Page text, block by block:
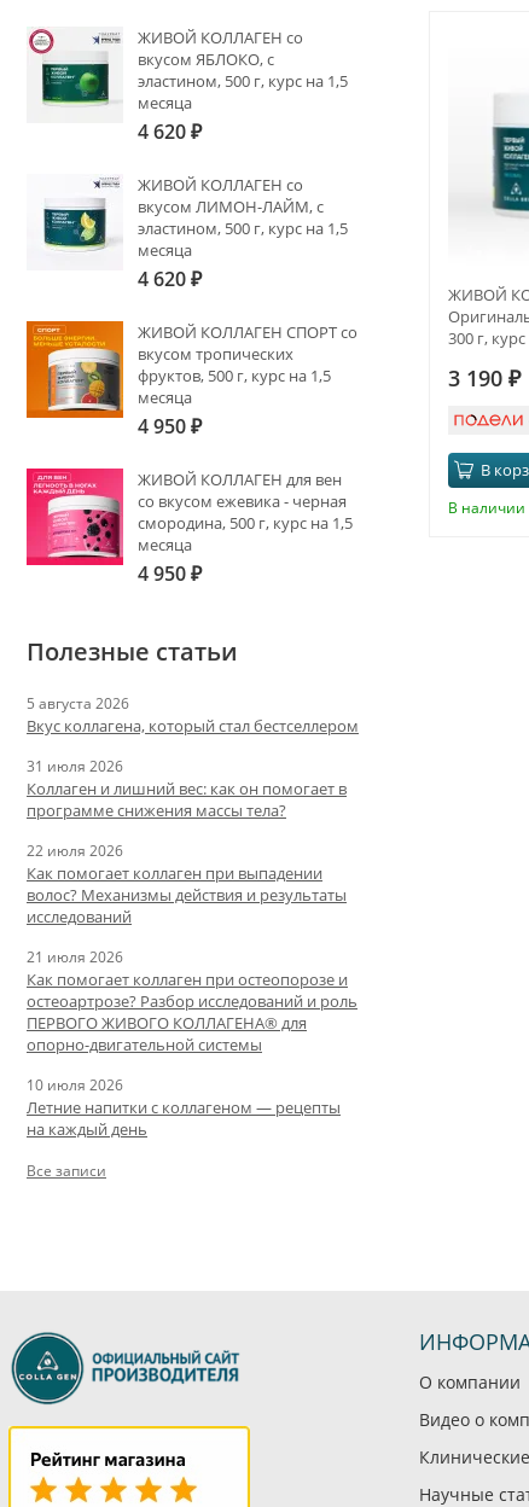
ЖИВОЙ
300 г,
3 190 ₽
В
В наличии
ЖИВОЙ КОЛЛАГЕН со
вкусом ЯБЛОКО, с
эластином, 500 г, курс на 1,5
месяца
4 620₽
ЖИВОЙ КОЛЛАГЕН со
вкусом ЛИМОН-ЛАЙМ, с
эластином, 500 г, курс на 1,5
месяца
4 620₽
ЖИВОЙ КОЛЛАГЕН СПОРТ со
вкусом тропических
фруктов, 500 г, курс на 1,5
месяца
4 950₽
ЖИВОЙ КОЛЛАГЕН для вен
со вкусом ежевика - черная
смородина, 500 г, курс на 1,5
месяца
4 950₽
Полезные статьи
5 августа 2026
Вкус коллагена, который стал бестселлером
31 июля 2026
Коллаген и лишний вес: как он помогает в
программе снижения массы тела?
22 июля 2026
Как помогает коллаген при выпадении
волос? Механизмы действия и результаты
исследований
21 июля 2026
Как помогает коллаген при остеопорозе и
остеоартрозе? Разбор исследований и роль
ПЕРВОГО ЖИВОГО КОЛЛАГЕНА® для
опорно-двигательной системы
10 июля 2026
Летние напитки с коллагеном — рецепты
на каждый день
Все записи
О компании
Видео о
Научные